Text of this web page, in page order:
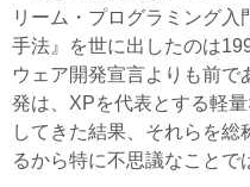
リーム・プログラミング
手法』を世に出したのは
ウェア開発宣言よりも前で
発は、XPを代表とする軽
してきた結果、それらを
るから特に不思議なことで